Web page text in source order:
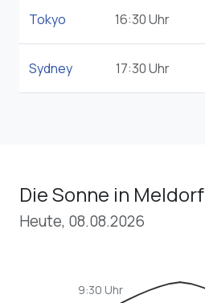
Tokyo 16:30 Uhr
Sydney 17:30 Uhr
Die Sonne in Meldorf
Heute, 08.08.2026
9:30 Uhr